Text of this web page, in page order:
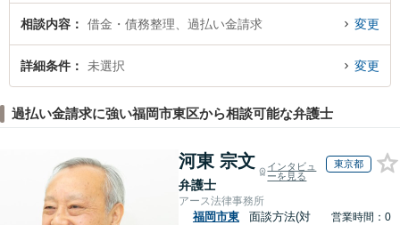
ラブル解決の実績豊富な近くの弁護士を検索したい』『初回相談無料で過払い
金請求を法律相談できる福岡市東区内の弁護士に相談予約したい』などでお困
りの相談者さんにおすすめです。
相談内容 借金・債務整理、過払い金請求 変更
詳細条件 未選択 変更
過払い金請求に強い福岡市東区から相談可能な弁護士
河東 宗文
弁護士
インタビュ
ーを見る
東京都
アース法律事務所
福岡市東
面談方法(対
営業時間：0